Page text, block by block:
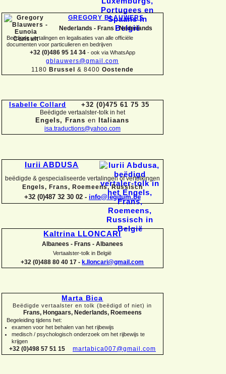
GREGORY BLAUWERS
Nederlands - Frans -Nederlands
Beëdigde vertalingen en legalisaties van alle officiële
documenten voor particulieren en bedrijven
+32 (0)486 95 14 34 - ook via WhatsApp
gblauwers@gmail.com
1180 Brussel & 8400 Oostende
Isabelle Collard +32 (0)475 61 75 35
Beëdigde vertaalster-tolk in het
Engels, Fransen Italiaans
isa.traductions@yahoo.com
Iurii ABDUSA
beëdigde & gespecialiseerde vertalingen of vertolkingen
Engels, Frans, Roemeens, Russisch
+32 (0)487 32 30 02 - info@legitum.be
Kaltrina LLONCARI
Albanees - Frans - Albanees
Vertaalster-tolk in België
+32 (0)488 80 40 17 - k.lloncari@gmail.com
Marta Bica
Beëdigde vertaalster en tolk (beëdigd of niet) in
Frans, Hongaars, Nederlands, Roemeens
Begeleiding tijdens het:
examen voor het behalen van het rijbewijs
medisch / psychologisch onderzoek om het rijbewijs te
krijgen
+32 (0)498 57 51 15 martabica007@gmail.com